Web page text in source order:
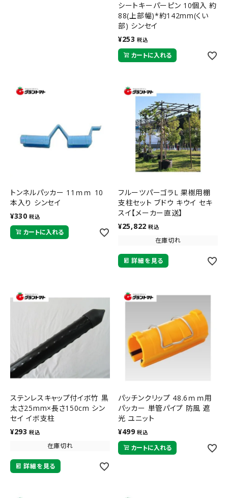
シートキーパーピン 10個入 約
88(上部幅)*約142mm(くい
部) シンセイ
¥253 税込
カートに入れる
トンネルパッカー 11ｍｍ 10
本入り シンセイ
¥330 税込
カートに入れる
フルーツパーゴラL 果樹用棚
支柱セット ブドウ キウイ セキ
スイ【メーカー直送】
¥25,822 税込
在庫切れ
詳細を見る
ステンレスキャップ付イボ竹 黒
太さ25mm×長さ150cm シン
セイ イボ支柱
¥293 税込
在庫切れ
詳細を見る
パッチンクリップ 48.6ｍｍ用
パッカー 単管パイプ 防風 遮
光 ユニット
¥499 税込
カートに入れる